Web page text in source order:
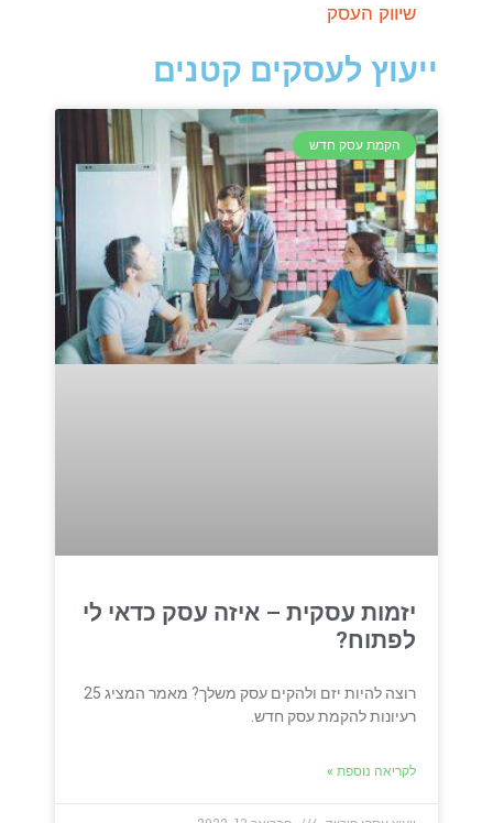
שיווק העסק
ייעוץ לעסקים קטנים
הקמת עסק חדש
יזמות עסקית – איזה עסק כדאי לי
לפתוח?
רוצה להיות יזם ולהקים עסק משלך? מאמר המציג 25
רעיונות להקמת עסק חדש.
לקריאה נוספת »